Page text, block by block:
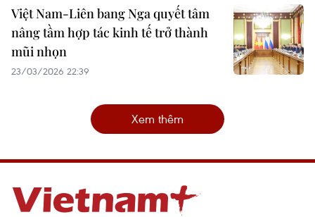
Việt Nam-Liên bang Nga quyết tâm
nâng tầm hợp tác kinh tế trở thành
mũi nhọn
23/03/2026 22:39
Xem thêm